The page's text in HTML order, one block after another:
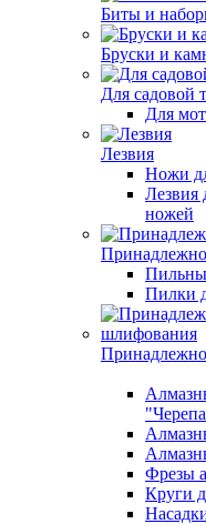
Биты и
Бруски и
Для садовой
Для
Лезвия
Ножи
Лезвия
ножей
Пилки
Фрезы
Круги